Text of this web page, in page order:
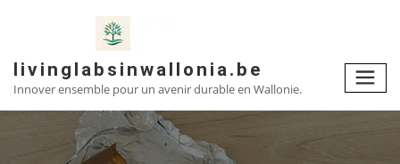
livinglabsinwallonia.be
Innover ensemble pour un avenir durable en Wallonie.